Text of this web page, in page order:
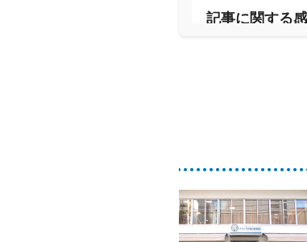
記事に関する
名前（ニックネ